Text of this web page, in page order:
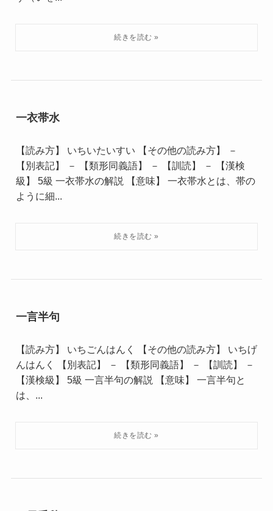
一衣帯水
【読み方】 いちいたいすい 【その他の読み方】 －
【別表記】 － 【類形同義語】 － 【訓読】 － 【漢検
級】 5級 一衣帯水の解説 【意味】 一衣帯水とは、帯の
ように細...
一言半句
【読み方】 いちごんはんく 【その他の読み方】 いちげ
んはんく 【別表記】 － 【類形同義語】 － 【訓読】 －
【漢検級】 5級 一言半句の解説 【意味】 一言半句と
は、...